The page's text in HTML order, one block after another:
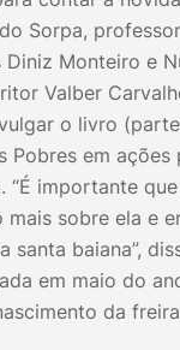
Sorpa,
Monteiro e
Valber
o livro
Pobres em ações
“É importante
mais sobre ela e
santa baiana”,
em maio do
da